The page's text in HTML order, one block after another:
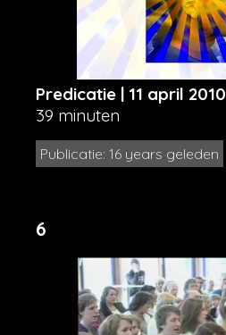
Predicatie | 11 april 2010
39 minuten
Publicatie: 16 years geleden
6